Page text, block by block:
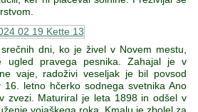
dni, ko je živel v Novem mestu,
ugled pravega pesnika. Zahajal je v
vaje, radoživi veseljak je bil povsod
letno hčerko sodnega svetnika Ano
zvezi. Maturiral je leta 1898 in odšel v